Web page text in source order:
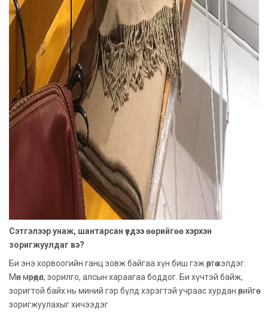
Сэтгэлээр унаж, шантарсан үедээ өөрийгөө хэрхэн
зоригжуулдаг вэ?
Би энэ хорвоогийн ганц зовж байгаа хүн биш гэж өөртөө хэлдэг.
Мөн мөрөөдөл, зорилго, алсын хараагаа боддог. Би хүчтэй байж,
зоригтой байх нь миний гэр бүлд хэрэгтэй учраас хурдан өөрийгөө
зоригжуулахыг хичээдэг